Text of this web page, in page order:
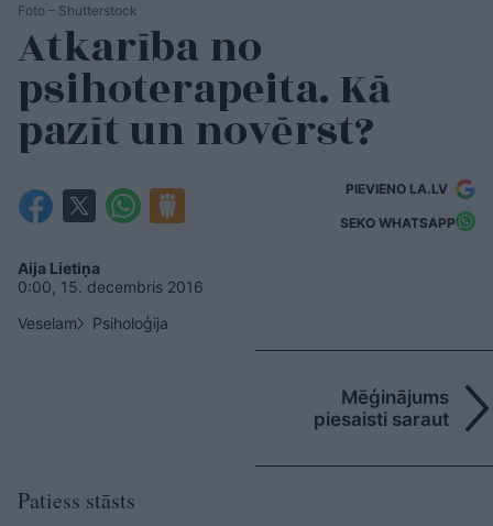
Foto – Shutterstock
Atkarība no
psihoterapeita. Kā
pazīt un novērst?
PIEVIENO LA.LV
SEKO WHATSAPP
Aija Lietiņa
0:00, 15. decembris 2016
Veselam
Psiholoģija
Mēģinājums
piesaisti saraut
Patiess stāsts